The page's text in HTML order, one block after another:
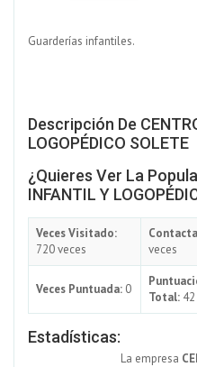
Guarderías infantiles.
Descripción De
LOGOPÉDICO SOLETE
¿Quieres Ver La
INFANTIL Y
Veces Visitado:
720 veces
veces
Veces Puntuada: 0
Total: 42
Estadísticas:
La empresa